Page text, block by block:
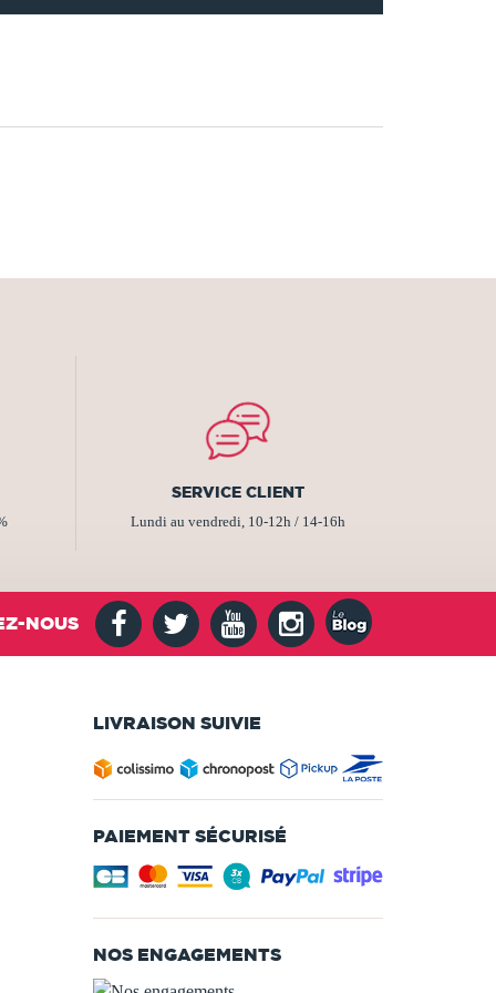
SERVICE CLIENT
Lundi au vendredi, 10-12h / 14-16h
NOUS
LIVRAISON SUIVIE
PAIEMENT SÉCURISÉ
NOS ENGAGEMENTS